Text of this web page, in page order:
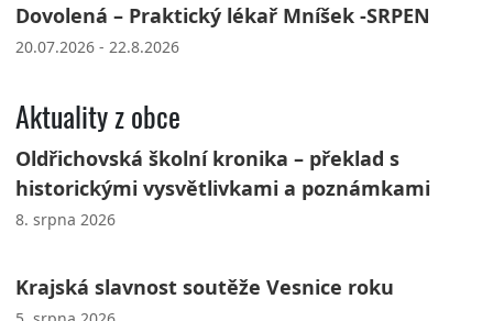
Dovolená – Praktický lékař Mníšek -SRPEN
20.07.2026 - 22.8.2026
Aktuality z obce
Oldřichovská školní kronika – překlad s
historickými vysvětlivkami a poznámkami
8. srpna 2026
Krajská slavnost soutěže Vesnice roku